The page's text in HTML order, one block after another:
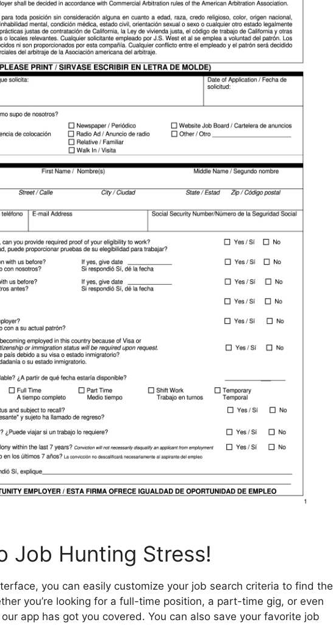
Job Hunting Stress!
you can easily customize your job search criteria to find the
you’re looking for a full-time position, a part-time gig, or even
app has got you covered. You can also save your favorite job